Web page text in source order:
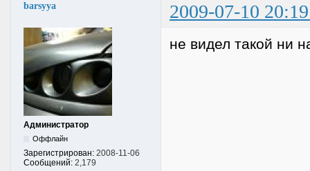
barsyya 2009-07-10
Администратор
Оффлайн
Зарегистрирован: 2008-11-06
Сообщений: 2,179
не видел такой ни